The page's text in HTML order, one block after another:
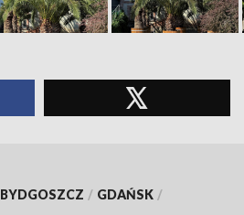
BYDGOSZCZ / GDAŃSK /